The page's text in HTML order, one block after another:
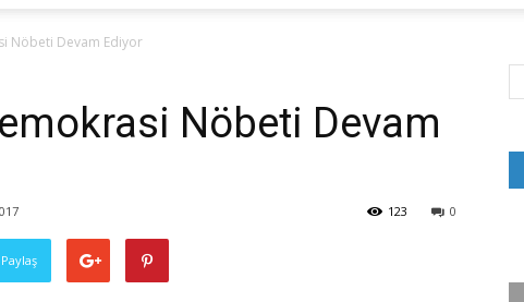
Nöbeti Devam Ediyor
Nöbeti Devam
0
123